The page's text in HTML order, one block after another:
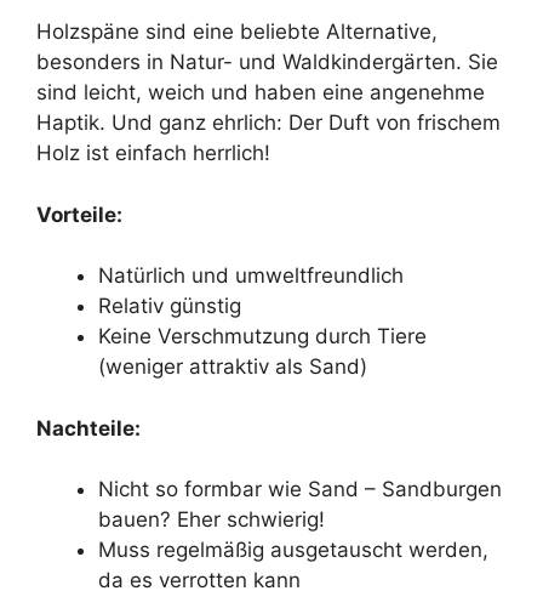
Holzspäne sind eine beliebte Alternative,
besonders in Natur- und Waldkindergärten. Sie
sind leicht, weich und haben eine angenehme
Haptik. Und ganz ehrlich: Der Duft von frischem
Holz ist einfach herrlich!
Vorteile:
Natürlich und umweltfreundlich
Relativ günstig
Keine Verschmutzung durch Tiere
(weniger attraktiv als Sand)
Nachteile:
Nicht so formbar wie Sand – Sandburgen
bauen? Eher schwierig!
Muss regelmäßig ausgetauscht werden,
da es verrotten kann